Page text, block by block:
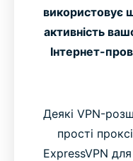
використовує
активність
Інтернет-
Деякі VPN-
прості
ExpressVPN